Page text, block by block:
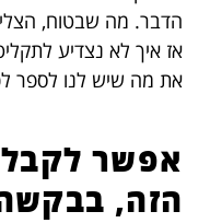
הדבר. מה שבטוח,
אז איך לא נצדיע
את מה שיש לנו לספר
אפשר
הזה,